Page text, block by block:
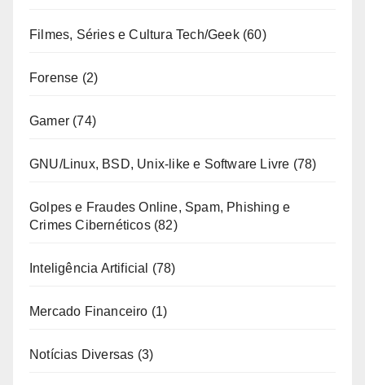
Filmes, Séries e Cultura Tech/Geek(60)
Forense (2)
Gamer (74)
GNU/Linux, BSD, Unix-like e Software Livre (78)
Golpes e Fraudes Online, Spam, Phishing e
Crimes Cibernéticos(82)
Inteligência Artificial (78)
Mercado Financeiro (1)
Notícias Diversas (3)